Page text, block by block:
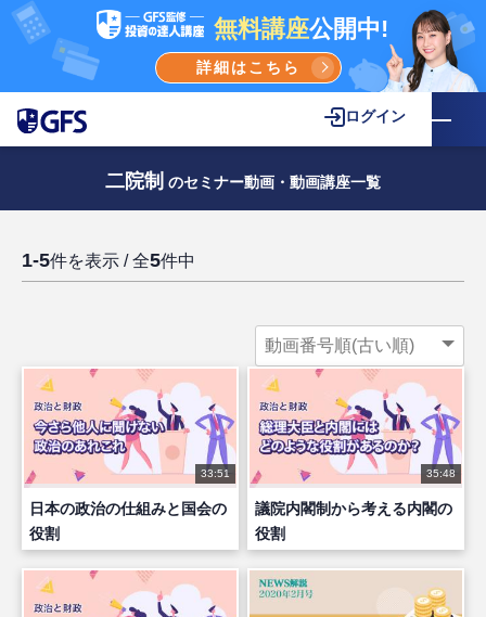
無料講座公開中!
詳細はこちら
ログイン
二院制 のセミナー動画・動画講座一覧
1-5件を表示 / 全5件中
33:51
日本の政治の仕組みと国会の
役割
35:48
議院内閣制から考える内閣の
役割